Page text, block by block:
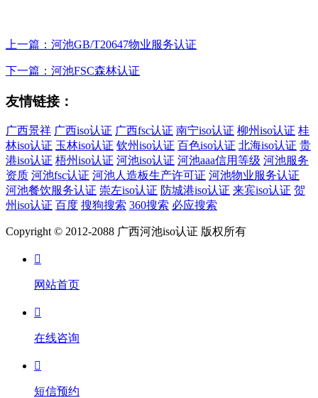
上一篇：河池GB/T20647物业服务认证
下一篇：河池FSC森林认证
友情链接：
广西景祥 广西iso认证 广西fsc认证 南宁iso认证 柳州iso认证 桂
林iso认证 玉林iso认证 钦州iso认证 百色iso认证 北海iso认证 贵
港iso认证 梧州iso认证 河池iso认证 河池aaa信用等级 河池服务
资质 河池fsc认证 河池人造板生产许可证 河池物业服务认证
河池餐饮服务认证 崇左iso认证 防城港iso认证 来宾iso认证 贺
州iso认证 百度 搜狗搜索 360搜索 必应搜索
Copyright © 2012-2088 广西河池iso认证 版权所有

网站首页

在线咨询

短信预约